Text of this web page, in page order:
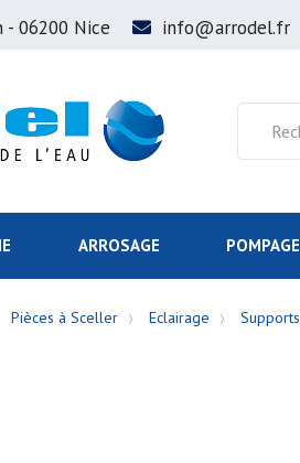
- 06200 Nice info@arrodel.fr
ARROSAGE POMPAGE
Pièces à Sceller Eclairage Supports